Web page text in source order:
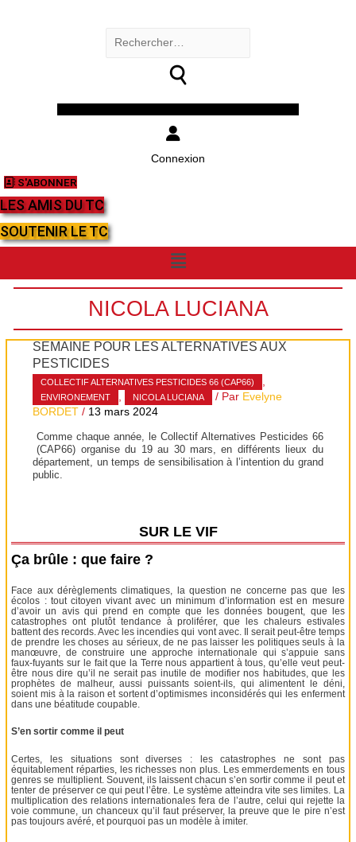
Rechercher :
Connexion
S'ABONNER
LES AMIS DU TC
SOUTENIR LE TC
Menu
NICOLA LUCIANA
SEMAINE POUR LES ALTERNATIVES AUX
PESTICIDES
COLLECTIF ALTERNATIVES PESTICIDES 66 (CAP66) ,
ENVIRONEMENT , NICOLA LUCIANA / Par Evelyne
BORDET / 13 mars 2024
Comme chaque année, le Collectif Alternatives Pesticides 66
(CAP66) organise du 19 au 30 mars, en différents lieux du
département, un temps de sensibilisation à l’intention du grand
public.
SUR LE VIF
Ça brûle : que faire ?
Face aux dérèglements climatiques, la question ne concerne pas que les
écolos : tout citoyen vivant avec un minimum d’information est en mesure
d’avoir un avis qui prend en compte que les données bougent, que les
catastrophes ont plutôt tendance à proliférer, que les chaleurs estivales
battent des records. Avec les incendies qui vont avec. Il serait peut-être temps
de prendre les choses au sérieux, de ne pas laisser les politiques seuls à la
manœuvre, de construire une approche internationale qui s’appuie sans
faux-fuyants sur le fait que la Terre nous appartient à tous, qu’elle veut peut-
être nous dire qu’il ne serait pas inutile de modifier nos habitudes, que les
prophètes de malheur, aussi puissants soient-ils, qui alimentent le déni,
soient mis à la raison et sortent d’optimismes inconsidérés qui les enferment
dans une béatitude coupable.
S’en sortir comme il peut
Certes, les situations sont diverses : les catastrophes ne sont pas
équitablement réparties, les richesses non plus. Les emmerdements en tous
genres se multiplient. Souvent, ils laissent chacun s’en sortir comme il peut et
tenter de préserver ce qui peut l’être. Le système atteindra vite ses limites. La
multiplication des relations internationales fera de l’autre, celui qui rejette la
voie commune, un chanceux qu’il faut préserver, la preuve que le pire n’est
pas toujours avéré, et pourquoi pas un modèle à imiter.